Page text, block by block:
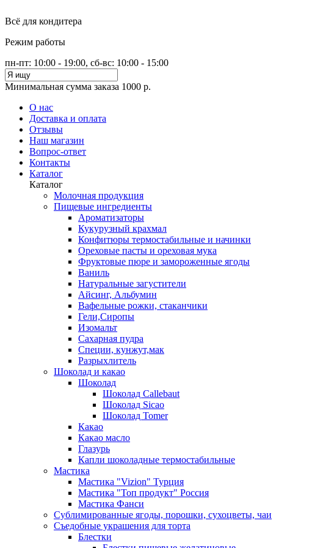
Всё для кондитера
Режим работы
пн-пт: 10:00 - 19:00, сб-вс: 10:00 - 15:00
Минимальная сумма заказа 1000 р.
О нас
Доставка и оплата
Отзывы
Наш магазин
Вопрос-ответ
Контакты
Каталог
Каталог
Молочная продукция
Пищевые ингредиенты
Ароматизаторы
Кукурузный крахмал
Конфитюры термостабильные и начинки
Ореховые пасты и ореховая мука
Фруктовые пюре и замороженные ягоды
Ваниль
Натуральные загустители
Айсинг, Альбумин
Вафельные рожки, стаканчики
Гели,Сиропы
Изомальт
Сахарная пудра
Специи, кунжут,мак
Разрыхлитель
Шоколад и какао
Шоколад
Шоколад Callebaut
Шоколад Sicao
Шоколад Tomer
Какао
Какао масло
Глазурь
Капли шоколадные термостабильные
Мастика
Мастика "Vizion" Турция
Мастика "Топ продукт" Россия
Мастика Фанси
Сублимированные ягоды, порошки, сухоцветы, чаи
Съедобные украшения для торта
Блестки